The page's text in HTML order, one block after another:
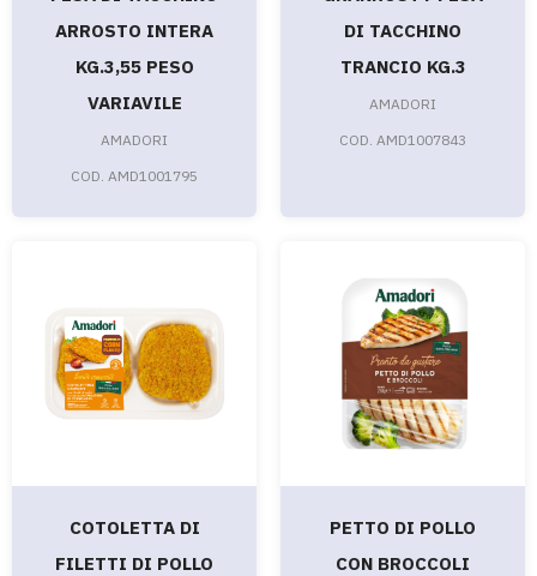
ARROSTO INTERA
KG.3,55 PESO
VARIAVILE
AMADORI
COD. AMD1001795
DI TACCHINO
TRANCIO KG.3
AMADORI
COD. AMD1007843
COTOLETTA DI
FILETTI DI POLLO
PETTO DI POLLO
CON BROCCOLI